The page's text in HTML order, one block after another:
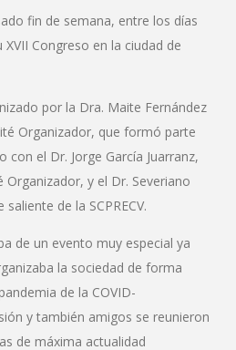
fin de semana, entre los días
Congreso en la ciudad de
por la Dra. Maite Fernández
Organizador, que formó parte
con el Dr. Jorge García Juarranz,
Organizador, y el Dr. Severiano
de la SCPRECV.
de un evento muy especial ya
la sociedad de forma
de la COVID-
y también amigos se reunieron
de máxima actualidad